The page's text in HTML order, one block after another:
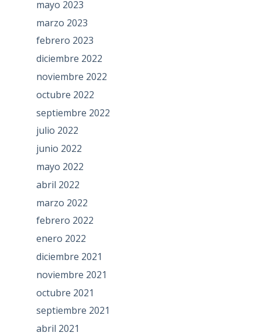
mayo 2023
marzo 2023
febrero 2023
diciembre 2022
noviembre 2022
octubre 2022
septiembre 2022
julio 2022
junio 2022
mayo 2022
abril 2022
marzo 2022
febrero 2022
enero 2022
diciembre 2021
noviembre 2021
octubre 2021
septiembre 2021
abril 2021